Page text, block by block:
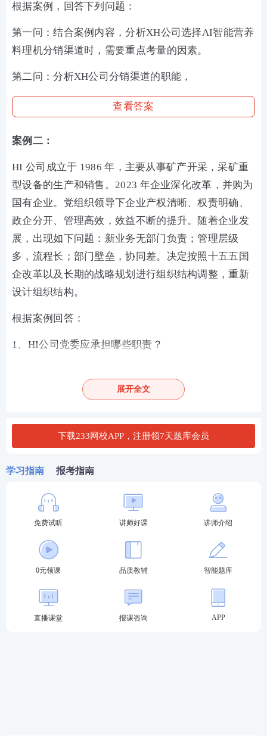
根据案例，回答下列问题：
第一问：结合案例内容，分析XH公司选择AI智能营养
料理机分销渠道时，需要重点考量的因素。
第二问：分析XH公司分销渠道的职能，
查看答案
案例二：
HI 公司成立于 1986 年，主要从事矿产开采，采矿重
型设备的生产和销售。2023 年企业深化改革，并购为
国有企业。党组织领导下企业产权清晰、权责明确、
政企分开、管理高效，效益不断的提升。随着企业发
展，出现如下问题：新业务无部门负责；管理层级
多，流程长；部门壁垒，协同差。决定按照十五五国
企改革以及长期的战略规划进行组织结构调整，重新
设计组织结构。
根据案例回答：
1、HI公司党委应承担哪些职责？
3、为适配业务发展需要，HI 公司应从哪些方面重新
案例三：
HQ 公司自 1983 年成立以来，长期坚持自主创新，在
通信技术、芯片、人工智能、操作系统等领域实现全
球领先，持续深耕技术研发，并积极与车企开展多元
合作，引领行业技术变革。HQ 公司拥有成熟的智能
驾驶系统技术，对外实现技术输出。
LS 公司为加快技术升级，购入 HQ 公司智能驾驶相关
技术，同时与 BY 公司开展技术合作、优势互补。
展开全文
下载233网校APP，注册领7天题库会员
学习指南 报考指南
免费试听 讲师好课 讲师介绍
0元领课 品质教辅 智能题库
直播课堂 报课咨询 APP